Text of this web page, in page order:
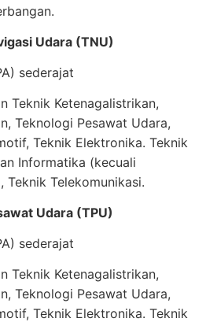
Udara (TNU)
sederajat
Teknik Ketenagalistrikan,
Teknologi Pesawat Udara,
Teknik Elektronika. Teknik
Informatika (kecuali
Teknik Telekomunikasi.
Udara (TPU)
sederajat
Teknik Ketenagalistrikan,
Teknologi Pesawat Udara,
Teknik Elektronika. Teknik